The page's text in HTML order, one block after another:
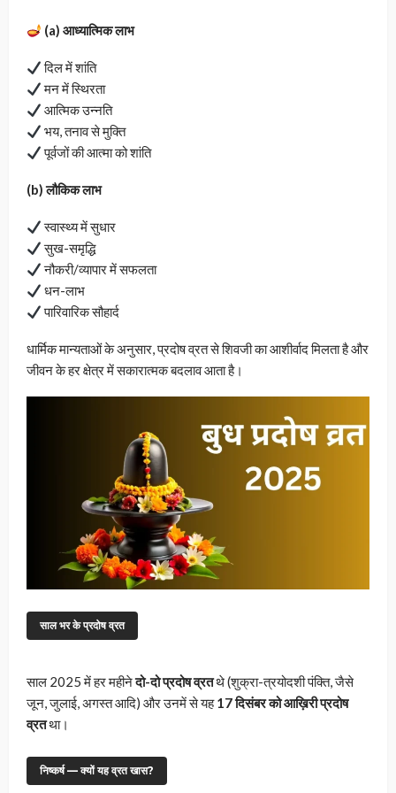
(a) आध्यात्मिक लाभ
दिल में शांति
मन में स्थिरता
आत्मिक उन्नति
भय, तनाव से मुक्ति
पूर्वजों की आत्मा को शांति
(b) लौकिक लाभ
स्वास्थ्य में सुधार
सुख-समृद्धि
नौकरी/व्यापार में सफलता
धन-लाभ
पारिवारिक सौहार्द
धार्मिक मान्यताओं के अनुसार, प्रदोष व्रत से शिवजी का आशीर्वाद मिलता है और
जीवन के हर क्षेत्र में सकारात्मक बदलाव आता है।
साल भर के प्रदोष व्रत
साल 2025 में हर महीनेदो-दो प्रदोष व्रतथे (शुक्रा-त्रयोदशी पंक्ति, जैसे
जून, जुलाई, अगस्त आदि) और उनमें से यह17 दिसंबर को आख़िरी प्रदोष
व्रतथा।
निष्कर्ष — क्यों यह व्रत खास?